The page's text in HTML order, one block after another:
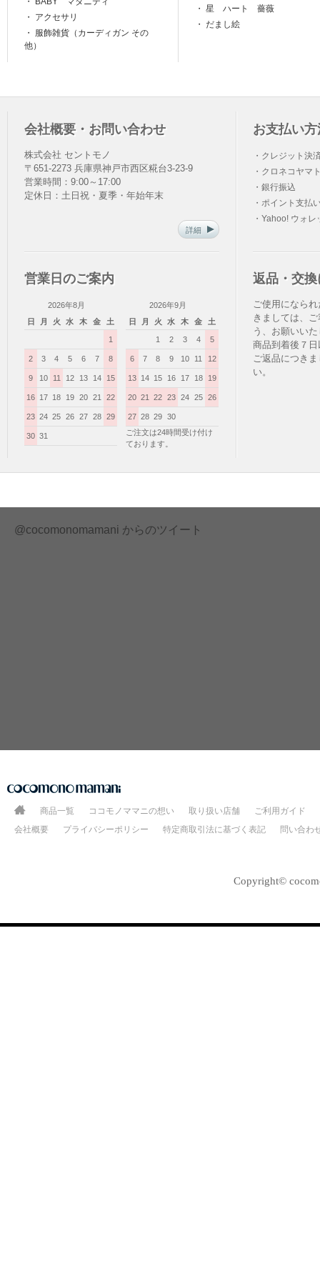
・
アクセサリ
・
服飾雑貨（カーディガン その
他）
・ 星 ハート 薔薇
・ だまし絵
会社概要・お問い合わせ
株式会社 セントモノ
〒651-2273 兵庫県神戸市西区糀台3-23-9
営業時間：9:00～17:00
定休日：土日祝・夏季・年始年末
詳細
営業日のご案内
2026年8月
日
月 火 水 木 金 土
1
2 3 4 5 6 7 8
9 10 11 12 13 14 15
16 17 18 19 20 21 22
23 24 25 26 27 28 29
30 31
2026年9月
日
月 火 水 木 金 土
1 2 3 4 5
6 7 8 9 10 11 12
13 14 15 16 17 18 19
20 21 22 23 24 25 26
27 28 29 30
ご注文は24時間受け付け
ております。
お支払い方
・クレジット決
・クロネコヤマ
・銀行振込
・ポイント支払
・Yahoo! ウォレ
返品・交
ご使用になら
きましては、
う、お願いい
商品到着後７
ご返品につき
い。
@cocomonomamani からのツイート
商品一覧 ココモノママニの想い 取り扱い店舗
ご利用ガイド
会社概要
プライバシーポリシー 特定商取引法に基づく表記 問い合わ
Copyright©